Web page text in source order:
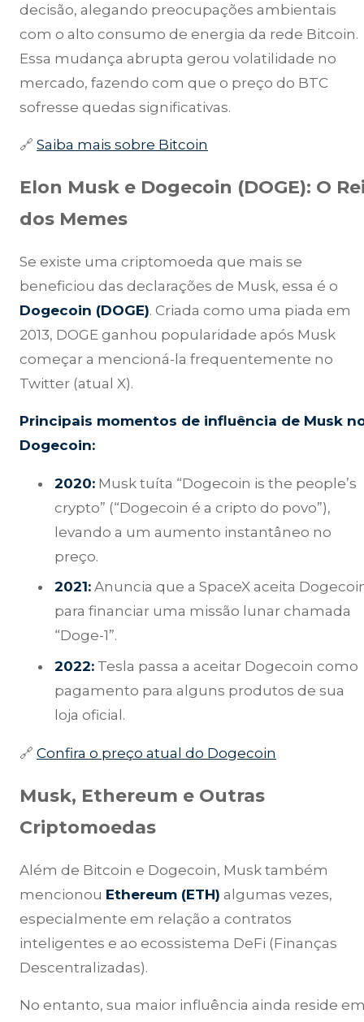
decisão, alegando preocupações ambientais
com o alto consumo de energia da rede Bitcoin.
Essa mudança abrupta gerou volatilidade no
mercado, fazendo com que o preço do BTC
sofresse quedas significativas.
🔗 Saiba mais sobre Bitcoin
Elon Musk e Dogecoin (DOGE): O
dos Memes
Se existe uma criptomoeda que mais se
beneficiou das declarações de Musk, essa é o
Dogecoin (DOGE). Criada como uma piada em
2013, DOGE ganhou popularidade após Musk
começar a mencioná-la frequentemente no
Twitter (atual X).
Principais momentos de influência de Musk
Dogecoin:
2020: Musk tuíta “Dogecoin is the people’s
crypto” (“Dogecoin é a cripto do povo”),
levando a um aumento instantâneo no
preço.
2021: Anuncia que a SpaceX aceita
para financiar uma missão lunar chamada
“Doge-1”.
2022: Tesla passa a aceitar Dogecoin como
pagamento para alguns produtos de sua
loja oficial.
🔗 Confira o preço atual do Dogecoin
Musk, Ethereum e Outras
Criptomoedas
Além de Bitcoin e Dogecoin, Musk também
mencionou Ethereum (ETH) algumas vezes,
especialmente em relação a contratos
inteligentes e ao ecossistema DeFi (Finanças
Descentralizadas).
No entanto, sua maior influência ainda reside